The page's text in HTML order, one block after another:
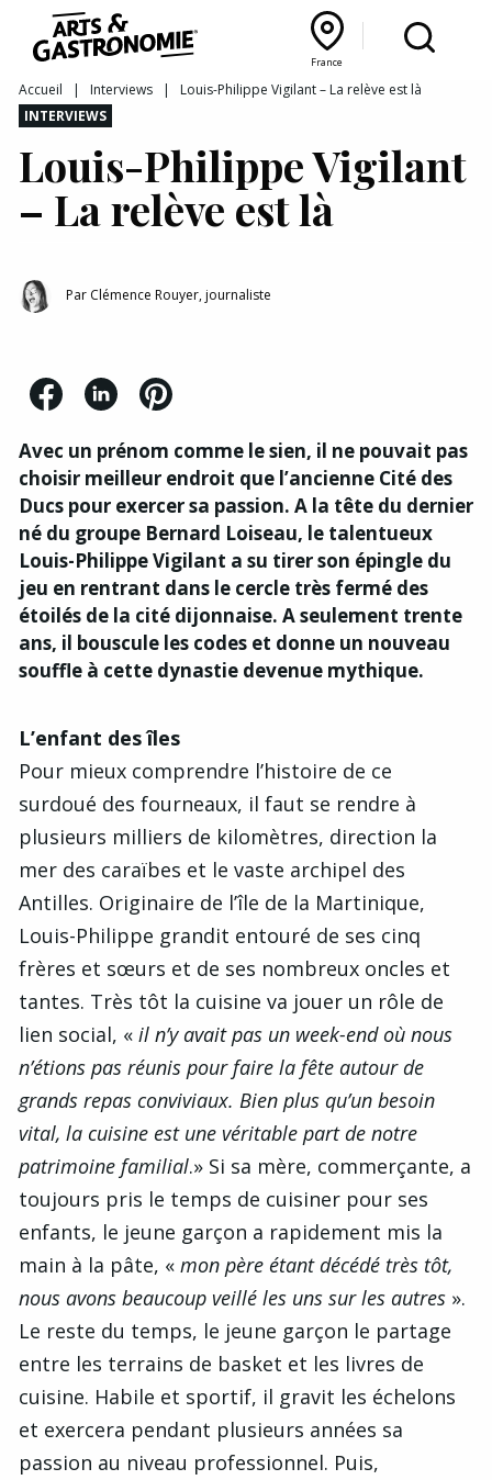
France
Recettes
Reportages
Actualités
Interviews
Bourgogne Franche‑Comté
France
Lyon Rhône‑Alpes
Accueil | Interviews | Louis-Philippe Vigilant – La relève est là
INTERVIEWS
Louis-Philippe Vigilant
– La relève est là
Par Clémence Rouyer, journaliste
Avec un prénom comme le sien, il ne pouvait pas
choisir meilleur endroit que l’ancienne Cité des
Ducs pour exercer sa passion. A la tête du dernier
né du groupe Bernard Loiseau, le talentueux
Louis-Philippe Vigilant a su tirer son épingle du
jeu en rentrant dans le cercle très fermé des
étoilés de la cité dijonnaise. A seulement trente
ans, il bouscule les codes et donne un nouveau
souffle à cette dynastie devenue mythique.
L’enfant des îles
Pour mieux comprendre l’histoire de ce
surdoué des fourneaux, il faut se rendre à
plusieurs milliers de kilomètres, direction la
mer des caraïbes et le vaste archipel des
Antilles. Originaire de l’île de la Martinique,
Louis-Philippe grandit entouré de ses cinq
frères et sœurs et de ses nombreux oncles et
tantes. Très tôt la cuisine va jouer un rôle de
lien social, « il n’y avait pas un week-end où nous
n’étions pas réunis pour faire la fête autour de
grands repas conviviaux. Bien plus qu’un besoin
vital, la cuisine est une véritable part de notre
patrimoine familial.» Si sa mère, commerçante, a
toujours pris le temps de cuisiner pour ses
enfants, le jeune garçon a rapidement mis la
main à la pâte, « mon père étant décédé très tôt,
nous avons beaucoup veillé les uns sur les autres ».
Le reste du temps, le jeune garçon le partage
entre les terrains de basket et les livres de
cuisine. Habile et sportif, il gravit les échelons
et exercera pendant plusieurs années sa
passion au niveau professionnel. Puis,